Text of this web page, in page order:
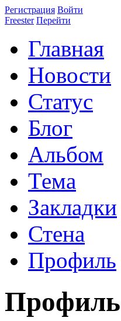
Регистрация Войти
Freester Перейти
Главная
Новости
Статус
Блог
Альбом
Тема
Закладки
Стена
Профиль
Профиль